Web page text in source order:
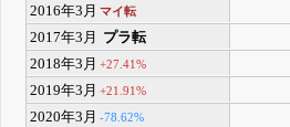
2016年3月 マイ転
2017年3月 プラ転
2018年3月 +27.41%
2019年3月 +21.91%
2020年3月 -78.62%